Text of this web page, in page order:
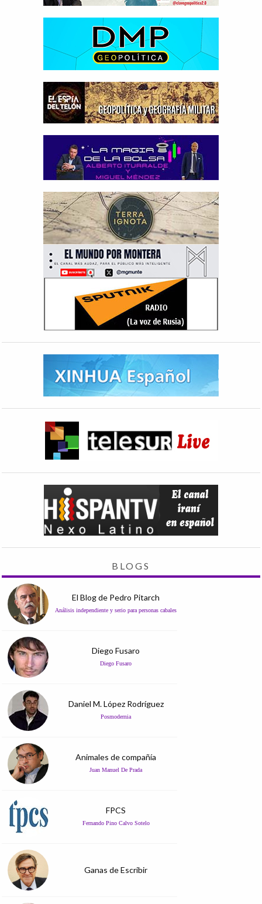
BLOGS
El Blog de Pedro Pitarch
Análisis independiente y serio para personas cabales
Diego Fusaro
Diego Fusaro
Daniel M. López Rodríguez
Posmodernia
Animales de compañía
Juan Manuel De Prada
FPCS
Fernando Pino Calvo Sotelo
Ganas de Escribir